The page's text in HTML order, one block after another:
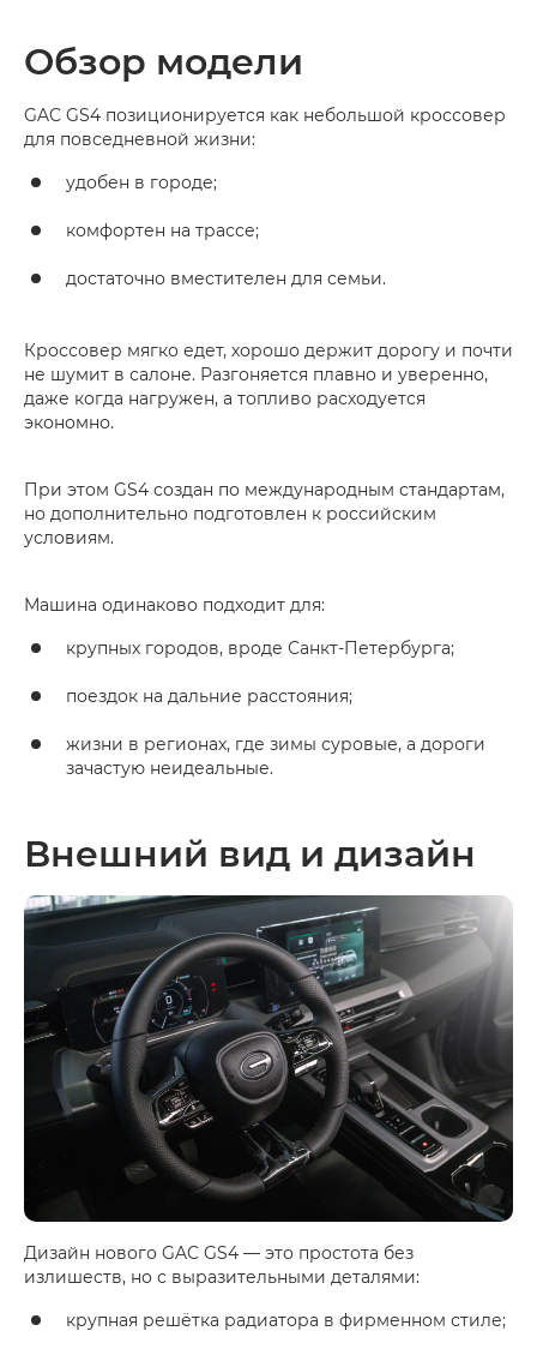
Обзор модели
GAC GS4 позиционируется как небольшой кроссовер
для повседневной жизни:
удобен в городе;
комфортен на трассе;
достаточно вместителен для семьи.
Кроссовер мягко едет, хорошо держит дорогу и почти
не шумит в салоне. Разгоняется плавно и уверенно,
даже когда нагружен, а топливо расходуется
экономно.
При этом GS4 создан по международным стандартам,
но дополнительно подготовлен к российским
условиям.
Машина одинаково подходит для:
крупных городов, вроде Санкт-Петербурга;
поездок на дальние расстояния;
жизни в регионах, где зимы суровые, а дороги
зачастую неидеальные.
Внешний вид и дизайн
Дизайн нового GAC GS4 — это простота без
излишеств, но с выразительными деталями:
крупная решётка радиатора в фирменном стиле;